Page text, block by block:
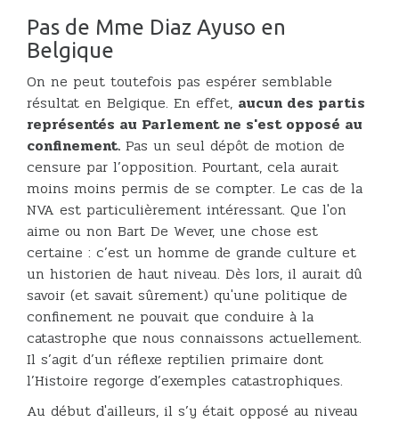
Pas de Mme Diaz Ayuso en
Belgique
On ne peut toutefois pas espérer semblable
résultat en Belgique. En effet, aucun des partis
représentés au Parlement ne s'est opposé au
confinement. Pas un seul dépôt de motion de
censure par l’opposition. Pourtant, cela aurait
moins moins permis de se compter. Le cas de la
NVA est particulièrement intéressant. Que l'on
aime ou non Bart De Wever, une chose est
certaine : c’est un homme de grande culture et
un historien de haut niveau. Dès lors, il aurait dû
savoir (et savait sûrement) qu'une politique de
confinement ne pouvait que conduire à la
catastrophe que nous connaissons actuellement.
Il s’agit d’un réflexe reptilien primaire dont
l’Histoire regorge d’exemples catastrophiques.
Au début d'ailleurs, il s’y était opposé au niveau